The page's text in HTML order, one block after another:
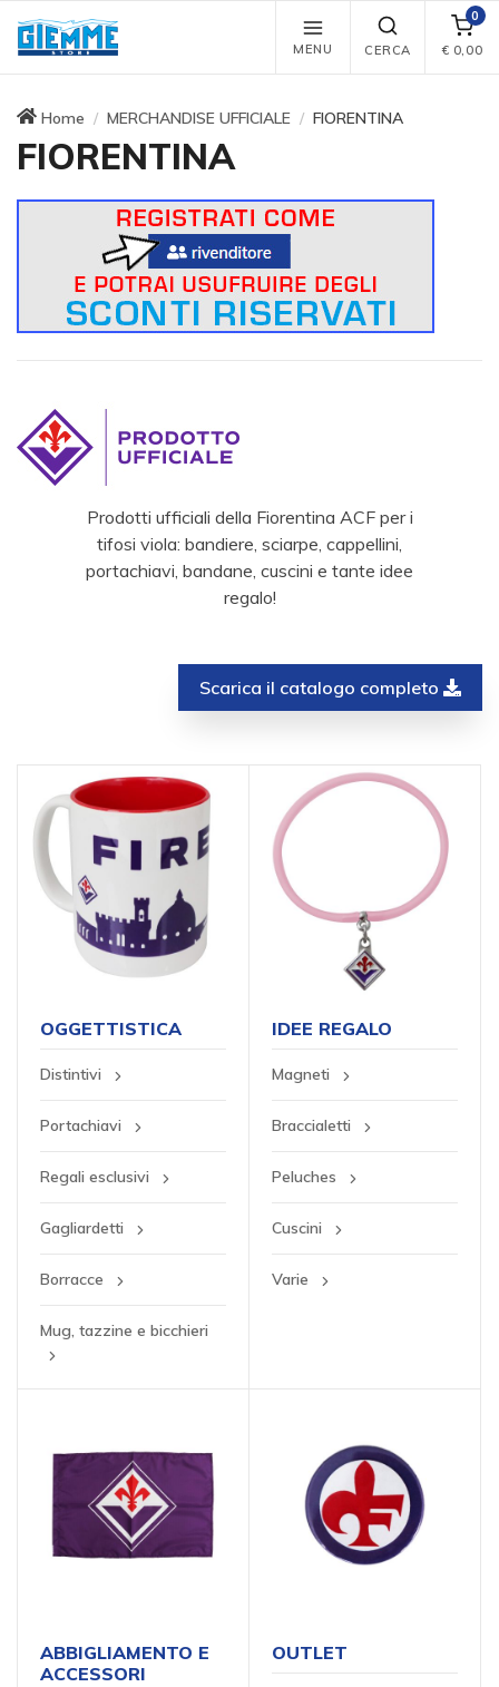
MENU CERCA
0
€ 0,00
Home MERCHANDISE UFFICIALE FIORENTINA
FIORENTINA
Prodotti ufficiali della Fiorentina ACF per i
tifosi viola: bandiere, sciarpe, cappellini,
portachiavi, bandane, cuscini e tante idee
regalo!
Scarica il catalogo completo
OGGETTISTICA
Distintivi
Portachiavi
Regali esclusivi
Gagliardetti
Borracce
Mug, tazzine e bicchieri
IDEE REGALO
Magneti
Braccialetti
Peluches
Cuscini
Varie
ABBIGLIAMENTO E
ACCESSORI
OUTLET